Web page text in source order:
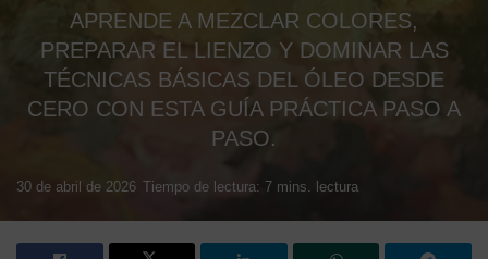
APRENDE A MEZCLAR COLORES,
PREPARAR EL LIENZO Y DOMINAR LAS
TÉCNICAS BÁSICAS DEL ÓLEO DESDE
CERO CON ESTA GUÍA PRÁCTICA PASO A
PASO.
30 de abril de 2026 Tiempo de lectura: 7 mins. lectura